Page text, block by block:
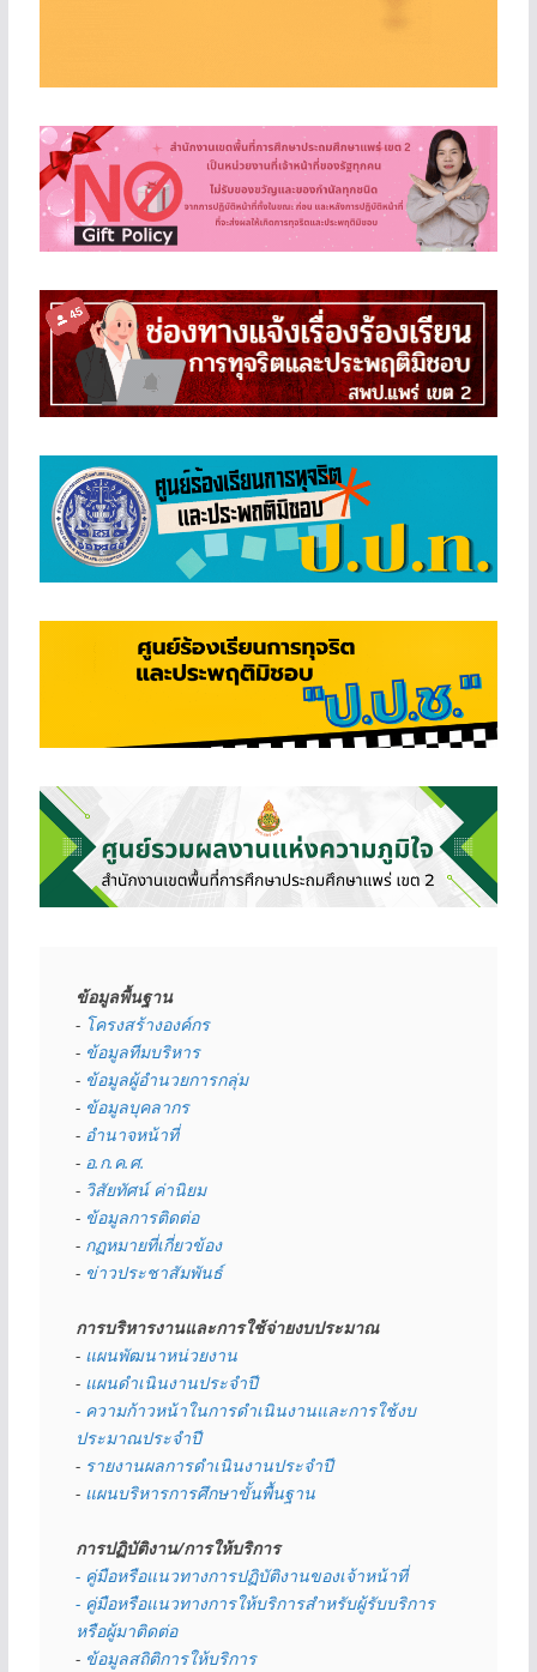
ข้อมูลพื้นฐาน
- โครงสร้างองค์กร
- ข้อมูลทีมบริหาร
- ข้อมูลผู้อำนวยการกลุ่ม
- ข้อมูลบุคลากร
- อำนาจหน้าที่
- อ.ก.ค.ศ.
- วิสัยทัศน์ ค่านิยม
- ข้อมูลการติดต่อ
- กฏหมายที่เกี่ยวข้อง
- ข่าวประชาสัมพันธ์
การบริหารงานและการใช้จ่ายงบประมาณ
- แผนพัฒนาหน่วยงาน
- แผนดำเนินงานประจำปี
- ความก้าวหน้าในการดำเนินงานและการใช้งบ
ประมาณประจำปี
- รายงานผลการดำเนินงานประจำปี
- แผนบริหารการศึกษาขั้นพื้นฐาน
การปฏิบัติงาน/การให้บริการ
- คู่มือหรือแนวทางการปฏิบัติงานของเจ้าหน้าที่
- คู่มือหรือแนวทางการให้บริการสำหรับผู้รับบริการ
หรือผู้มาติดต่อ
- ข้อมูลสถิติการให้บริการ